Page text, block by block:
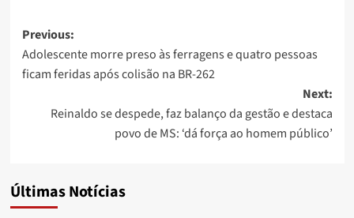
Post
navigation
Previous:
Adolescente morre preso às ferragens e quatro pessoas
ficam feridas após colisão na BR-262
Next:
Reinaldo se despede, faz balanço da gestão e destaca
povo de MS: ‘dá força ao homem público’
Últimas Notícias